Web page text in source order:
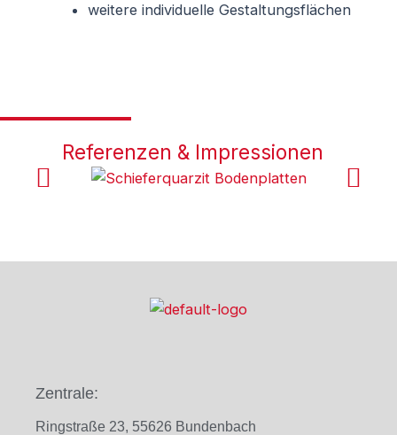
weitere individuelle Gestaltungsflächen
Referenzen & Impressionen
Zentrale:
Ringstraße 23, 55626 Bundenbach